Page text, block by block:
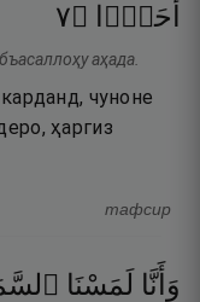
أَحَدًۭا
۝٧
аҳада.
чуноне
ҳаргиз
тафсир
وَأَنَّا لَمَسْنَا